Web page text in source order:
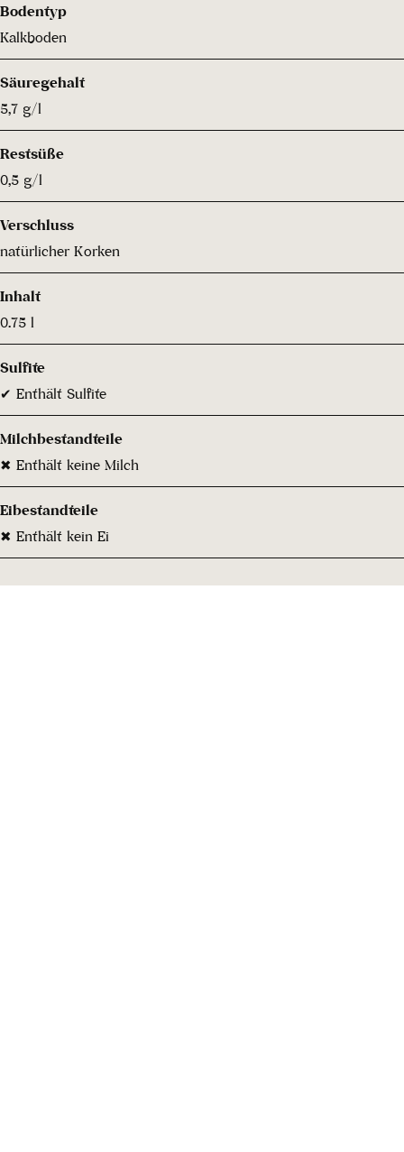
Bodentyp
Kalkboden
Säuregehalt
5,7 g/l
Restsüße
0,5 g/l
Verschluss
natürlicher Korken
Inhalt
0.75 l
Sulfite
✔ Enthält Sulfite
Milchbestandteile
✖ Enthält keine Milch
Eibestandteile
✖ Enthält kein Ei